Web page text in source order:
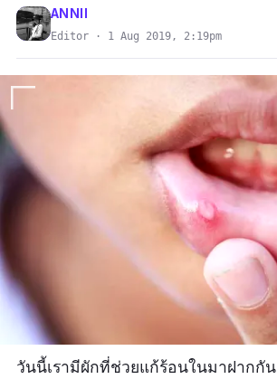
ANNII
Editor · 1 Aug 2019, 2:19pm
วันนี้เรามีผักที่ช่วยแก้ร้อนในมาฝากกัน